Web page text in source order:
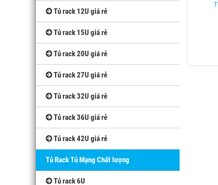
Tủ rack 12U giá rẻ
Tủ rack 15U giá rẻ
Tủ rack 20U giá rẻ
Tủ rack 27U giá rẻ
Tủ rack 32U giá rẻ
Tủ rack 36U giá rẻ
Tủ rack 42U giá rẻ
Tủ Rack Tủ Mạng Chất lượng
Tủ rack 6U